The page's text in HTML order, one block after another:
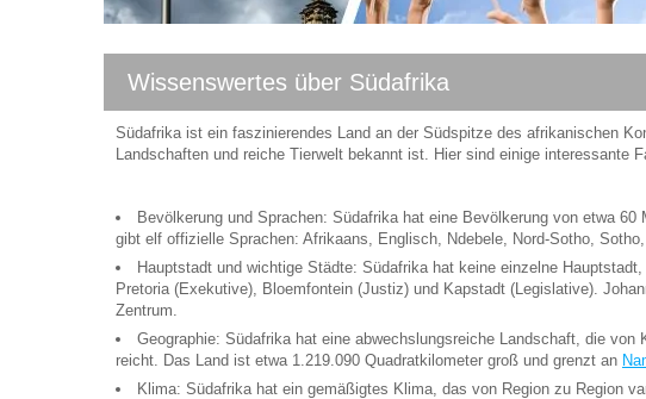
Wissenswertes über Südafrika
Südafrika ist ein faszinierendes Land an der Südspitze des afrikanischen
Landschaften und reiche Tierwelt bekannt ist. Hier sind einige interessante
Bevölkerung und Sprachen: Südafrika hat eine Bevölkerung von etwa
gibt elf offizielle Sprachen: Afrikaans, Englisch, Ndebele, Nord-Sotho,
Hauptstadt und wichtige Städte: Südafrika hat keine einzelne
Pretoria (Exekutive), Bloemfontein (Justiz) und Kapstadt (Legislative).
Zentrum.
Geographie: Südafrika hat eine abwechslungsreiche Landschaft, die
reicht. Das Land ist etwa 1.219.090 Quadratkilometer groß und grenzt an
Klima: Südafrika hat ein gemäßigtes Klima, das von Region zu Region